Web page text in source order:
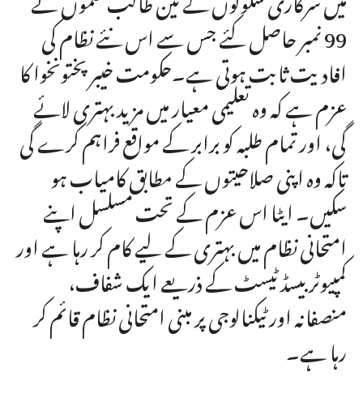
99 نمبر حاصل کئے جس سے اس نئے نظام کی
افادیت ثابت ہوتی ہے۔حکومت خیبر پختونخوا کا
عزم ہے کہ وہ تعلیمی معیار میں مزید بہتری لائے
گی، اور تمام طلبہ کو برابر کے مواقع فراہم کرے گی
تاکہ وہ اپنی صلاحیتوں کے مطابق کامیاب ہو
سکیں۔ ایٹا اس عزم کے تحت مسلسل اپنے
امتحانی نظام میں بہتری کے لیے کام کر رہا ہے اور
کمپیوٹر بیسڈ ٹیسٹ کے ذریعے ایک شفاف،
منصفانہ اور ٹیکنالوجی پر مبنی امتحانی نظام قائم کر
رہا ہے۔